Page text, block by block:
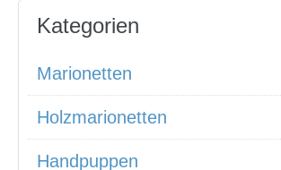
Kategorien
Marionetten
Holzmarionetten
Handpuppen